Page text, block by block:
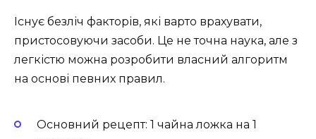
Існує безліч факторів, які варто врахувати,
пристосовуючи засоби. Це не точна наука, але з
легкістю можна розробити власний алгоритм
на основі певних правил.
Основний рецепт: 1 чайна ложка на 1